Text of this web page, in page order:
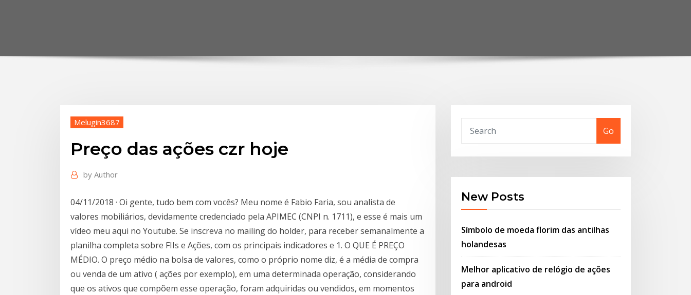
Melugin3687
Preço das ações czr hoje
by Author
04/11/2018 · Oi gente, tudo bem com vocês? Meu nome é Fabio Faria, sou analista de
valores mobiliários, devidamente credenciado pela APIMEC (CNPI n. 1711), e esse é mais um
vídeo meu aqui no Youtube. Se inscreva no mailing do holder, para receber semanalmente a
planilha completa sobre FIIs e Ações, com os principais indicadores e 1. O QUE É PREÇO
MÉDIO. O preço médio na bolsa de valores, como o próprio nome diz, é a média de compra
ou venda de um ativo ( ações por exemplo), em uma determinada operação, considerando
que os ativos que compõem esse operação, foram adquiridas ou vendidos, em momentos
Go
New Posts
Símbolo de moeda florim das antilhas
holandesas
Melhor aplicativo de relógio de ações
para android